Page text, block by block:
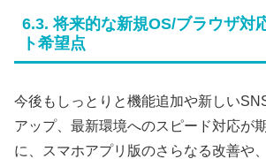
6.3. 将来的な新規OS/ブラウザ対
ト希望点
今後もしっとりと機能追加や新しい
アップ、最新環境へのスピード対応が
に、スマホアプリ版のさらなる改善や